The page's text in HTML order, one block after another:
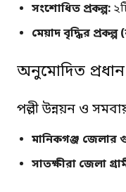
সংশোধিত প্রকল্প:
মেয়াদ বৃদ্ধির প্রকল্প
অনুমোদিত
পল্লী উন্নয়ন ও
মানিকগঞ্জ জেলার
সাতক্ষীরা জেলা